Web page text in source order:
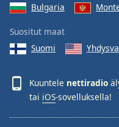
Bulgaria
Suositut maat
Suomi
Kuuntele nettiradio
tai iOS-sovelluksella!